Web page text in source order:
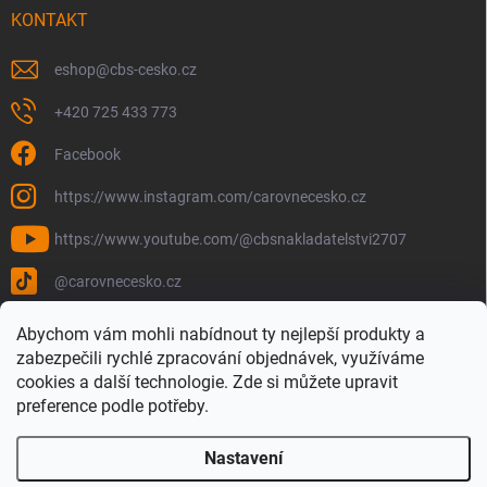
Abychom vám mohli nabídnout ty nejlepší produkty a
zabezpečili rychlé zpracování objednávek, využíváme
cookies a další technologie. Zde si můžete upravit
preference podle potřeby.
Nastavení
KONTAKT
eshop@cbs-cesko.cz
+420 725 433 773
Facebook
https://www.instagram.com/carovnecesko.cz
https://www.youtube.com/@cbsnakladatelstvi2707
@carovnecesko.cz